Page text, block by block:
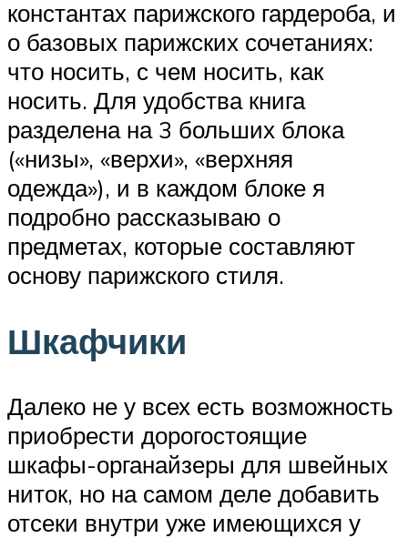
константах парижского гардероба, и
о базовых парижских сочетаниях:
что носить, с чем носить, как
носить. Для удобства книга
разделена на 3 больших блока
(«низы», «верхи», «верхняя
одежда»), и в каждом блоке я
подробно рассказываю о
предметах, которые составляют
основу парижского стиля.
Шкафчики
Далеко не у всех есть возможность
приобрести дорогостоящие
шкафы-органайзеры для швейных
ниток, но на самом деле добавить
отсеки внутри уже имеющихся у